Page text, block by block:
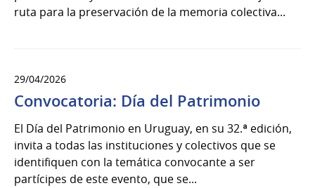
ruta para la preservación de la memoria colectiva...
29/04/2026
Convocatoria: Día del Patrimonio
El Día del Patrimonio en Uruguay, en su 32.ª edición,
invita a todas las instituciones y colectivos que se
identifiquen con la temática convocante a ser
partícipes de este evento, que se...